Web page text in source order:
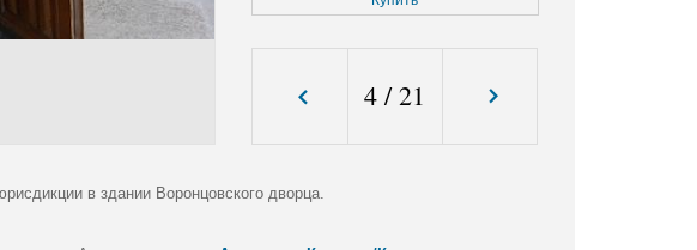
4 /21
в здании Воронцовского дворца.